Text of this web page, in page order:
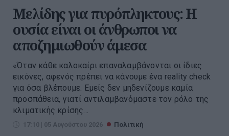
Μελίδης για πυρόπληκτους: Η
ουσία είναι οι άνθρωποι να
αποζημιωθούν άμεσα
«Όταν κάθε καλοκαίρι επαναλαμβάνονται οι ίδιες
εικόνες, αφενός πρέπει να κάνουμε ένα reality check
για όσα βλέπουμε. Εμείς δεν μηδενίζουμε καμία
προσπάθεια, γιατί αντιλαμβανόμαστε τον ρόλο της
κλιματικής κρίσης...
17:10 | 05 Αυγούστου 2026 Πολιτική